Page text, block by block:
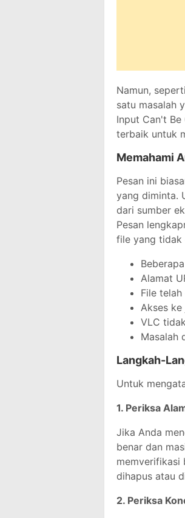
Namun,
satu masalah
Input Can't Be
terbaik untuk
Memahami
Pesan ini
yang diminta.
dari sumber
Pesan
file yang tidak
Alamat
File
Akses
VLC
Masalah
Langkah-
Untuk
1. Periksa
Jika Anda
benar dan
memverifikasi
dihapus atau
2. Periksa